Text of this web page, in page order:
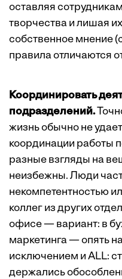
оставляя
творчест­ва и лишая
собственное мнение
правила отличаются
Координировать
подразделений.
жизнь обычно не
координации работы
разные взгляды на
неизбежны. Люди
некомпетентностью
коллег из других
офисе — вариант: в
маркетинга — опять
исключением и ALL:
держались